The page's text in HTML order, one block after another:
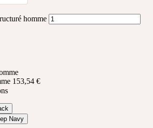
homme
153,54 €
Navy